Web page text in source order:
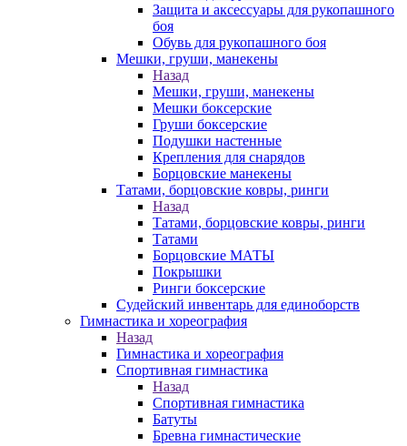
Защита и аксессуары для рукопашного
боя
Обувь для рукопашного боя
Мешки, груши, манекены
Назад
Мешки, груши, манекены
Мешки боксерские
Груши боксерские
Подушки настенные
Крепления для снарядов
Борцовские манекены
Татами, борцовские ковры, ринги
Назад
Татами, борцовские ковры, ринги
Татами
Борцовские МАТЫ
Покрышки
Ринги боксерские
Судейский инвентарь для единоборств
Гимнастика и хореография
Назад
Гимнастика и хореография
Спортивная гимнастика
Назад
Спортивная гимнастика
Батуты
Бревна гимнастические